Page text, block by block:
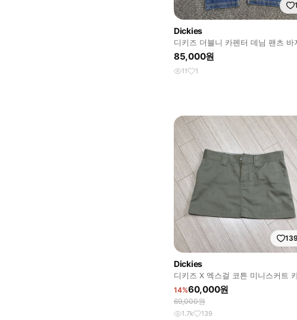
1
Dickies
디키즈 더블니 카펜터 데님 팬츠 바
32
85,000원
11 1
139
Dickies
디키즈 X 엑스걸 코튼 미니스커트
로우라이즈
14%60,000원
69,000원
1.7k 139